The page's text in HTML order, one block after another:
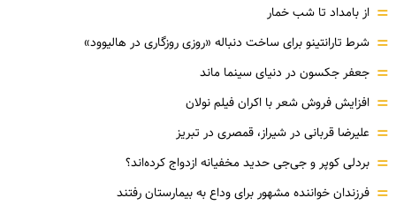
= از بامداد تا شب خمار
= شرط تارانتینو برای ساخت دنباله «روزی روزگاری در هالیوود»
= جعفر جکسون در دنیای سینما ماند
= افزایش فروش شعر با اکران فیلم نولان
= علیرضا قربانی در شیراز، قمصری در تبریز
= بردلی کوپر و جی‌جی حدید مخفیانه ازدواج کرده‌اند؟
= فرزندان خواننده مشهور برای وداع به بیمارستان رفتند